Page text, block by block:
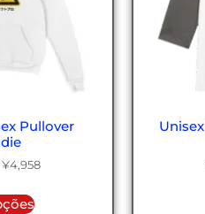
Pullover
¥4,958